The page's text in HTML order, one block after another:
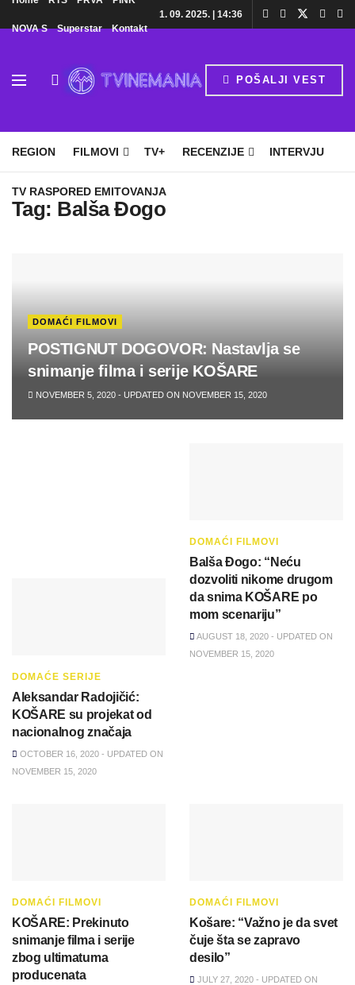
NOVA S Superstar Kontakt
1. 09. 2025. | 14:36
POŠALJI VEST
REGION FILMOVI TV+ RECENZIJE INTERVJU
TV RASPORED EMITOVANJA
Tag: Balša Đogo
DOMAĆI FILMOVI
POSTIGNUT DOGOVOR: Nastavlja se
snimanje filma i serije KOŠARE
NOVEMBER 5, 2020 - UPDATED ON NOVEMBER 15, 2020
DOMAĆE SERIJE
Aleksandar Radojičić:
KOŠARE su projekat od
nacionalnog značaja
OCTOBER 16, 2020 - UPDATED ON
NOVEMBER 15, 2020
DOMAĆI FILMOVI
Balša Đogo: “Neću
dozvoliti nikome drugom
da snima KOŠARE po
mom scenariju”
AUGUST 18, 2020 - UPDATED ON
NOVEMBER 15, 2020
DOMAĆI FILMOVI
KOŠARE: Prekinuto
snimanje filma i serije
zbog ultimatuma
producenata
DOMAĆI FILMOVI
Košare: “Važno je da svet
čuje šta se zapravo
desilo”
JULY 27, 2020 - UPDATED ON